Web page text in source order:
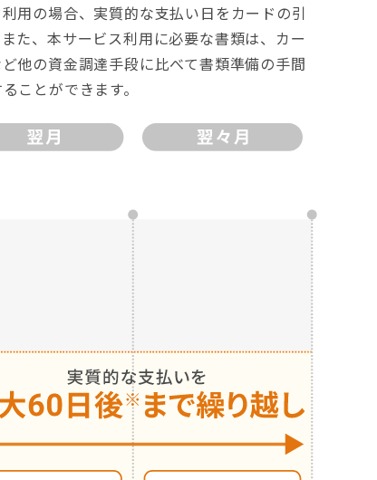
用の場合、実質的な支払い日をカードの引
た、本サービス利用に必要な書類は、カー
他の資金調達手段に比べて書類準備の手間
ことができます。